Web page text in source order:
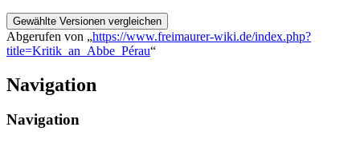
Abgerufen von „https://www.freimaurer-wiki.de/index.php?
title=Kritik_an_Abbe_Pérau“
Navigation
Navigation